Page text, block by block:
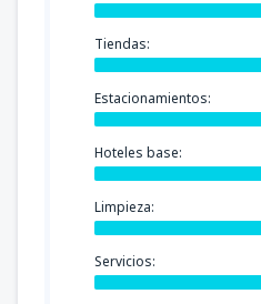
Tiendas:
Estacionamientos:
Hoteles base:
Limpieza:
Servicios: